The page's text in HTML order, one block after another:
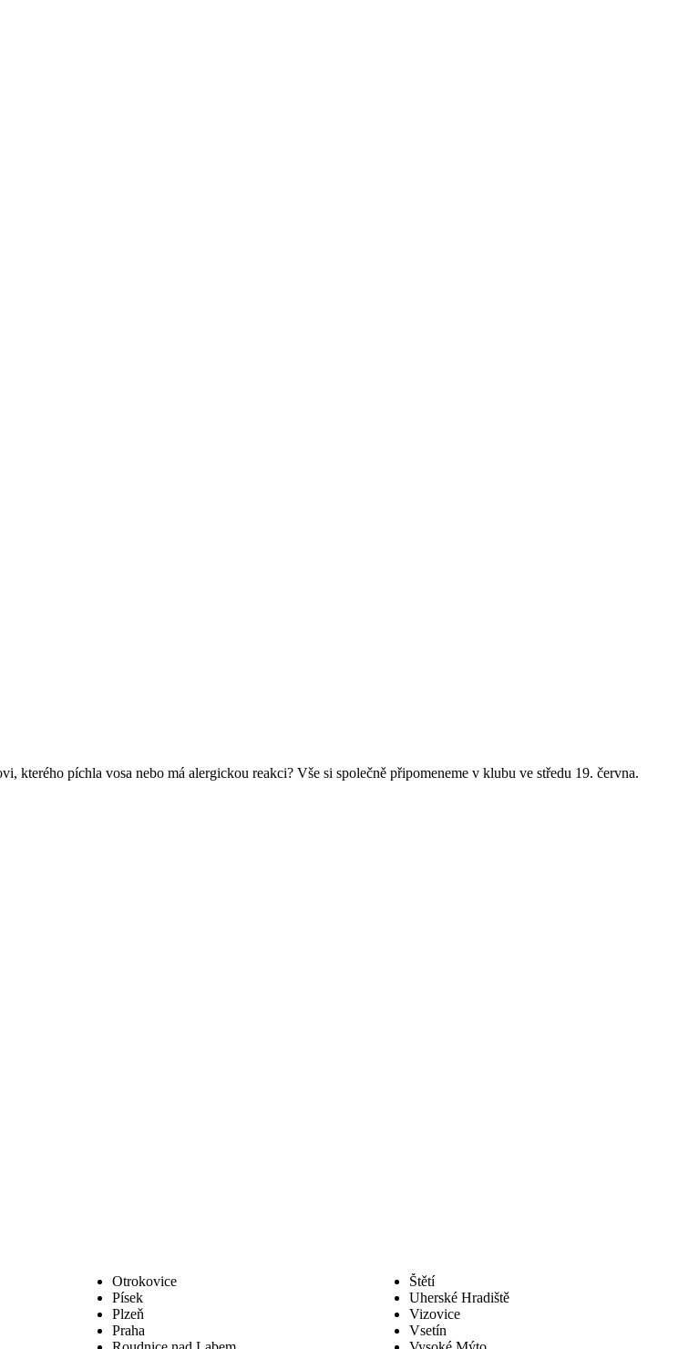
píchla vosa nebo má alergickou reakci? Vše si společně připomeneme v klubu ve středu 19. června.
Otrokovice
Písek
Plzeň
Praha
Štětí
Uherské Hradiště
Vizovice
Vsetín